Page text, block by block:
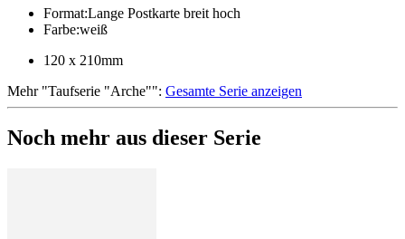
Format:Lange Postkarte breit hoch
Farbe:weiß
120 x 210mm
Mehr"Taufserie "Arche"": Gesamte Serie anzeigen
Noch mehr aus dieser Serie